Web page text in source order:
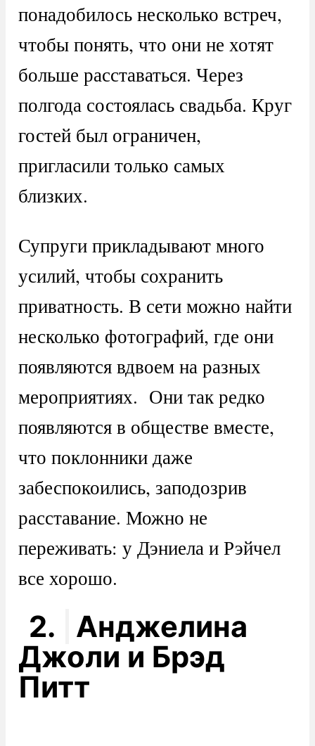
понадобилось несколько встреч,
чтобы понять, что они не хотят
больше расставаться. Через
полгода состоялась свадьба. Круг
гостей был ограничен,
пригласили только самых
близких.
Супруги прикладывают много
усилий, чтобы сохранить
приватность. В сети можно найти
несколько фотографий, где они
появляются вдвоем на разных
мероприятиях. Они так редко
появляются в обществе вместе,
что поклонники даже
забеспокоились, заподозрив
расставание. Можно не
переживать: у Дэниела и Рэйчел
все хорошо.
2.
Анджелина
Джоли и Брэд
Питт